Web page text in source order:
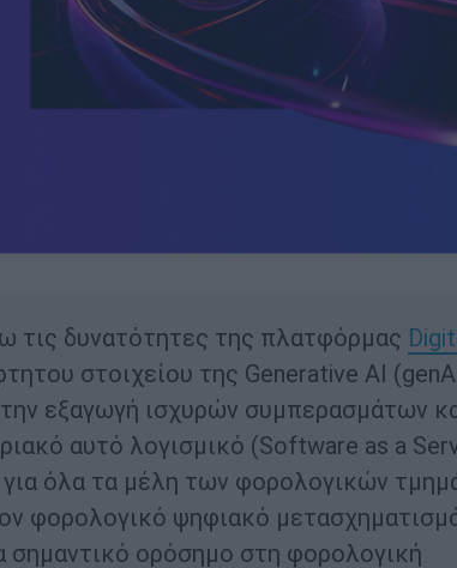
τις δυνατότητες της πλατφόρμας
στοιχείου της Generative AI
εξαγωγή ισχυρών συμπερασμάτων
αυτό λογισμικό (Software as a
όλα τα μέλη των φορολογικών
φορολογικό ψηφιακό
ορόσημο στη φορολογική